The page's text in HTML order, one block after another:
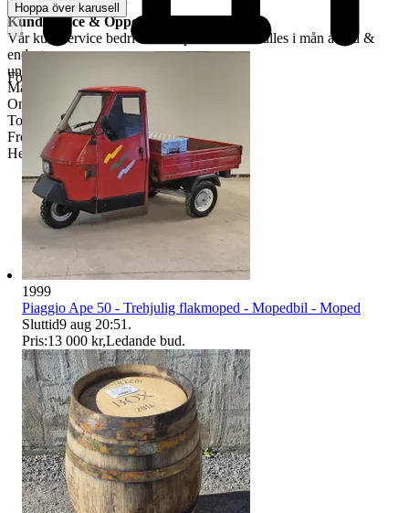
Kundservice & Öppettider
Vår kundservice bedrivs via e-post. Svar erhålles i mån av tid &
endast
under våra öppettider.
Måndag-Tisdag: 12:00-16:30
Onsdag: 8:00-18:00
Torsdag: 12:00-16:30
Fredag: 10:00-15:00
Helgdagar & röda dagar STÄNGT
Företag
Hoppa över karusell
1999
Piaggio Ape 50 - Trehjulig flakmoped - Mopedbil - Moped
Sluttid9 aug 20:51 .
Pris:13 000 kr,Ledande bud.